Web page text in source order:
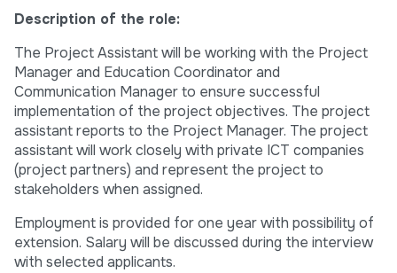
Description of the role:
The Project Assistant will be working with the Project
Manager and Education Coordinator and
Communication Manager to ensure successful
implementation of the project objectives. The project
assistant reports to the Project Manager. The project
assistant will work closely with private ICT companies
(project partners) and represent the project to
stakeholders when assigned.
Employment is provided for one year with possibility of
extension. Salary will be discussed during the interview
with selected applicants.